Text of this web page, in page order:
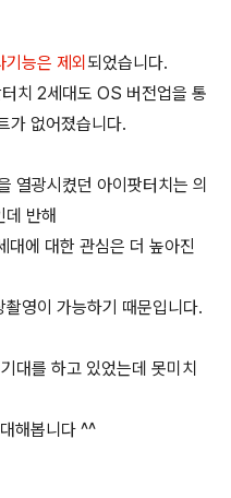
기능은 제외 되었습니다.
치 2세대도 OS 버전업을 통
가 없어졌습니다.
열광시켰던 아이팟터치는 의
데 반해
대에 대한 관심은 더 높아진
영이 가능하기 때문입니다.
대를 하고 있었는데 못미치
해봅니다 ^^